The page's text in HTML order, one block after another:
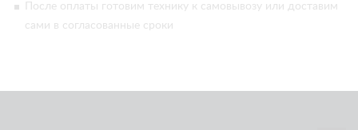
После оплаты готовим технику к самовывозу или доставим
сами в согласованные сроки